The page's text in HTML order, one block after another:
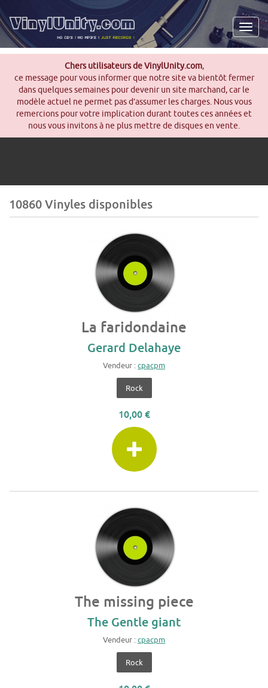
Chers utilisateurs de VinylUnity.com,
ce message pour vous informer que notre site va bientôt fermer
dans quelques semaines pour devenir un site marchand, car le
modèle actuel ne permet pas d’assumer les charges. Nous vous
remercions pour votre implication durant toutes ces années et
nous vous invitons à ne plus mettre de disques en vente.
10860 Vinyles disponibles
La faridondaine
Gerard Delahaye
Vendeur :cpacpm
Rock
10,00 €
The missing piece
The Gentle giant
Vendeur :cpacpm
Rock